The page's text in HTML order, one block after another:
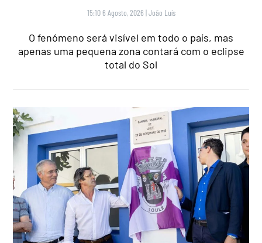
15:10 6 Agosto, 2026 |João Luís
O fenómeno será visível em todo o país, mas
apenas uma pequena zona contará com o eclipse
total do Sol